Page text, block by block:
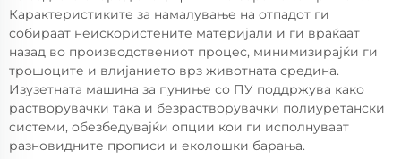
Карактеристиките за намалување на отпадот ги
собираат неискористените материјали и ги враќаат
назад во производствениот процес, минимизирајќи ги
трошоците и влијанието врз животната средина.
Изузетната машина за пуниње со ПУ поддржува како
растворувачки така и безрастворувачки полиуретански
системи, обезбедувајќи опции кои ги исполнуваат
разновидните прописи и еколошки барања.